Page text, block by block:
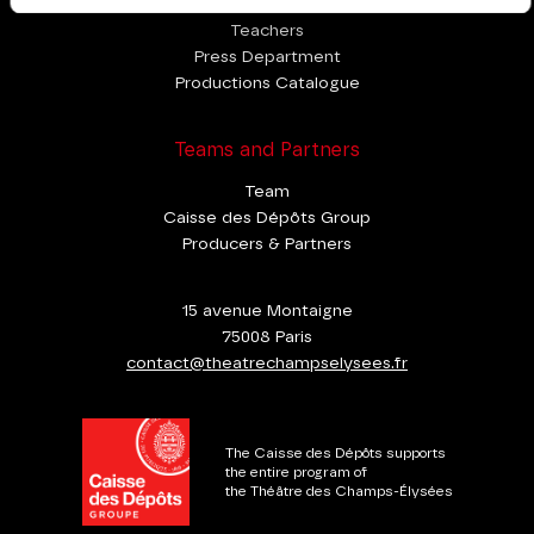
Teachers
Press Department
Productions Catalogue
Teams and Partners
Team
Caisse des Dépôts Group
Producers & Partners
15 avenue Montaigne
75008 Paris
contact@theatrechampselysees.fr
The Caisse des Dépôts supports
the entire program of
the Théâtre des Champs-Élysées